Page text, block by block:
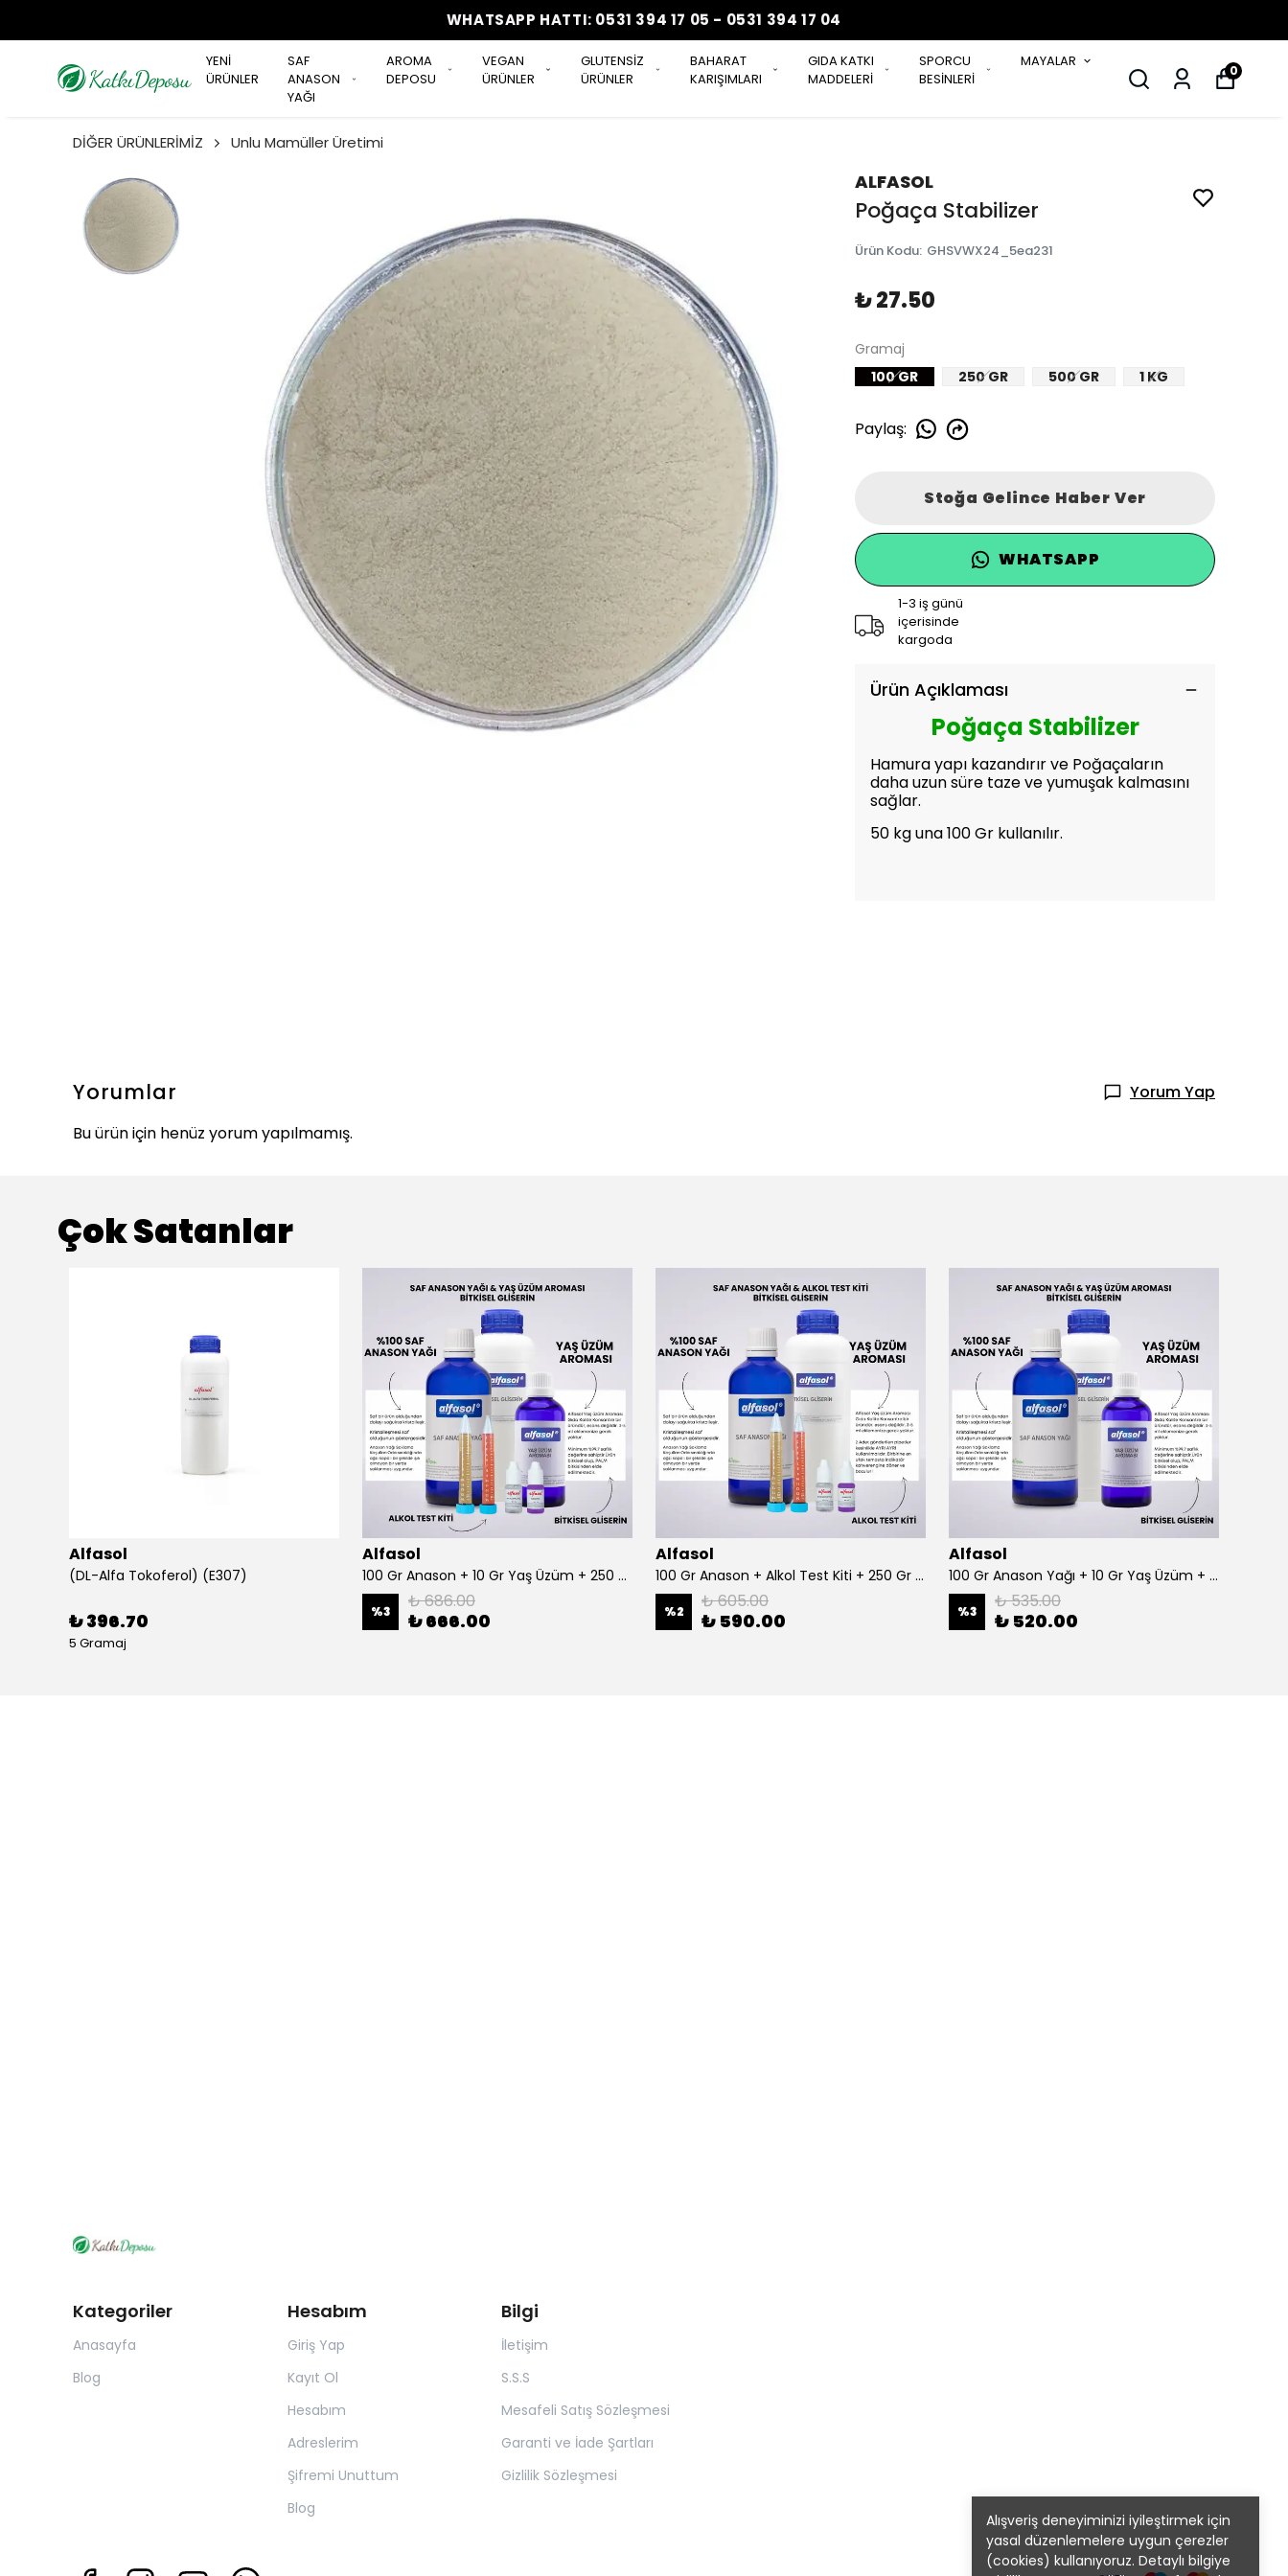
WHATSAPP HATTI: 0531 394 17 05 - 0531 394 17 04
YENİ
ÜRÜNLER
SAF
ANASON
YAĞI
AROMA
DEPOSU
VEGAN
ÜRÜNLER
GLUTENSİZ
ÜRÜNLER
BAHARAT
KARIŞIMLARI
GIDA KATKI
MADDELERİ
SPORCU
BESİNLERİ
MAYALAR
0
Alışveriş deneyiminizi iyileştirmek için
yasal düzenlemelere uygun çerezler
(cookies) kullanıyoruz. Detaylı bilgiye
DİĞER ÜRÜNLERİMİZ Unlu Mamüller Üretimi
ALFASOL
Poğaça Stabilizer
Ürün Kodu: GHSVWX24_5ea231
₺ 27.50
Gramaj
100 GR
250 GR 500 GR 1 KG
Paylaş:
Stoğa Gelince Haber Ver
WHATSAPP
1-3 iş günü
içerisinde
kargoda
Ürün Açıklaması
Poğaça Stabilizer
Hamura yapı kazandırır ve Poğaçaların
daha uzun süre taze ve yumuşak kalmasını
sağlar.
50 kg una 100 Gr kullanılır.
Yorumlar
Yorum Yap
Bu ürün için henüz yorum yapılmamış.
Çok Satanlar
Alfasol
(DL-Alfa Tokoferol) (E307)
₺ 396.70
5 Gramaj
Alfasol
100 Gr Anason + 10 Gr Yaş Üzüm + 250 Gr Gliserin + Alkol Test Kiti
%3 ₺ 686.00
₺ 666.00
Alfasol
100 Gr Anason + Alkol Test Kiti + 250 Gr Gliserin
%2 ₺ 605.00
₺ 590.00
Alfasol
100 Gr Anason Yağı + 10 Gr Yaş Üzüm + 250 Gr Gliserin
%3 ₺ 535.00
₺ 520.00
Kategoriler
Anasayfa
Blog
Hesabım
Giriş Yap
Kayıt Ol
Hesabım
Adreslerim
Şifremi Unuttum
Blog
Bilgi
İletişim
S.S.S
Mesafeli Satış Sözleşmesi
Garanti ve İade Şartları
Gizlilik Sözleşmesi